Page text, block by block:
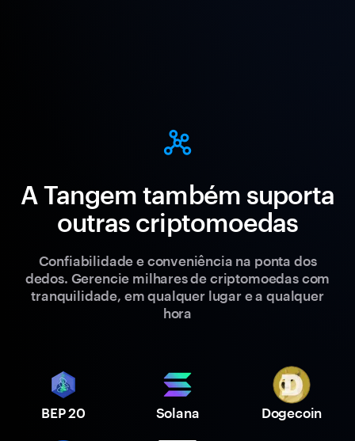
A Tangem também suporta
outras criptomoedas
Confiabilidade e conveniência na ponta dos
dedos. Gerencie milhares de criptomoedas com
tranquilidade, em qualquer lugar e a qualquer
hora
BEP 20 Solana Dogecoin